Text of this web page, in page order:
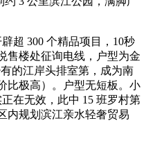
300 个精品项目，10秒
售楼处征询电线，户型为金
的江岸头排室第，成为南
比极高）。户型无短板。小
在无效，此中 15 班罗村第
内规划滨江亲水轻奢贸易